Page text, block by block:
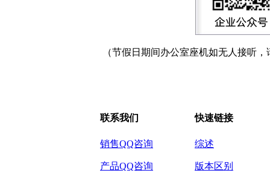
（节假日期间办公室座机如无人接听
联系我们 快速链接
销售QQ咨询
产品QQ咨询
综述
版本区别